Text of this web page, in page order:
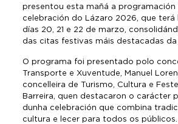
presentou esta mañá a programación
celebración do Lázaro 2026, que terá
días 20, 21 e 22 de marzo,
das citas festivas máis destacadas da
O programa foi presentado polo
Transporte e Xuventude, Manuel
concelleira de Turismo, Cultura e
Barreira, quen destacaron o carácter
dunha celebración que combina
cultura e lecer para todos os públicos.